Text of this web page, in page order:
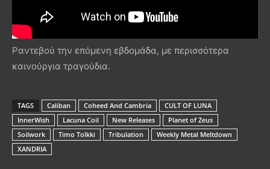
Ραντεβού την επόμενη εβδομάδα, με περισσότερα
καινούργια τραγούδια.
TAGS Caliban Coheed And Cambria
CULT OF LUNA
InnerWish
Lacuna Coil New Releases
Planet of Zeus
Soilwork
Timo Tolkki Tribulation
Weekly Metal Meltdown
XANDRIA